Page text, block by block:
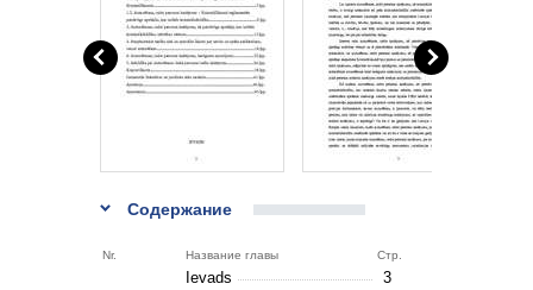
Содержание
Nr. Название главы Стр.
Ievads 3